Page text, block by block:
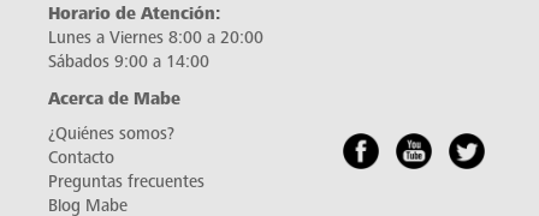
Horario de Atención:
Lunes a Viernes 8:00 a 20:00
Sábados 9:00 a 14:00
Acerca de Mabe
¿Quiénes somos?
Contacto
Preguntas frecuentes
Blog Mabe